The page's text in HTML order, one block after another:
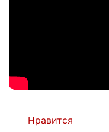
Нравится